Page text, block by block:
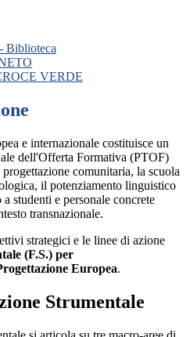
Biblioteca
VERDE
e internazionale costituisce un
dell'Offerta Formativa (PTOF)
comunitaria, la scuola
il potenziamento linguistico
studenti e personale concrete
transnazionale.
strategici e le linee di azione
(F.S.) per
Europea.
Strumentale